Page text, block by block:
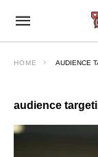
HOME AUDIENCE
audience